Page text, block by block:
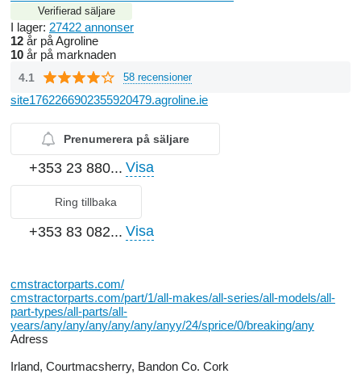
Verifierad säljare
I lager: 27422 annonser
12 år på Agroline
10 år på marknaden
4.1 58 recensioner
site1762266902355920479.agroline.ie
Prenumerera på säljare
+353 23 880... Visa
Ring tillbaka
+353 83 082... Visa
cmstractorparts.com/
cmstractorparts.com/part/1/all-makes/all-series/all-models/all-
part-types/all-parts/all-
years/any/any/any/any/any/anyy/24/sprice/0/breaking/any
Adress
Irland, Courtmacsherry, Bandon Co. Cork